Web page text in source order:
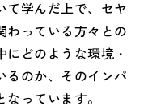
て学んだ上で、セヤ
わっている方々との
どのような環境・
るのか、そのインパ
っています。